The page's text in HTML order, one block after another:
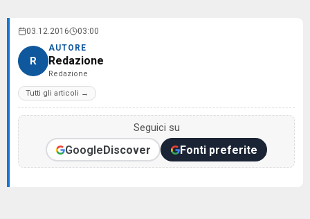
03.12.2016 03:00
R
AUTORE
Redazione
Redazione
Tutti gli articoli →
Seguici su
GoogleDiscover Fonti preferite